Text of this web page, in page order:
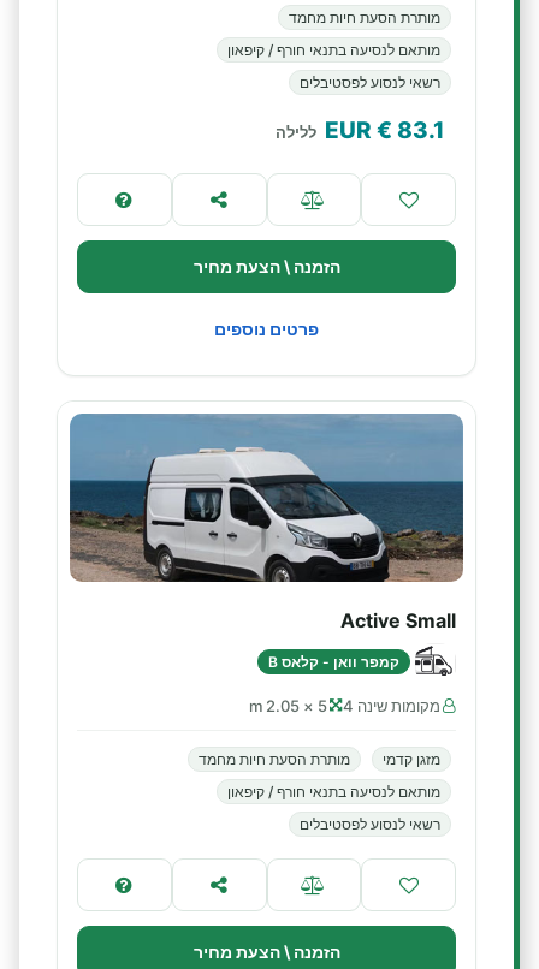
מותרת הסעת חיות מחמד
מותאם לנסיעה בתנאי חורף / קיפאון
רשאי לנסוע לפסטיבלים
83.1
€ EUR ללילה
הזמנה \ הצעת מחיר
פרטים נוספים
Active Small
קמפר וואן - קלאס B
מקומות שינה 4 5 × 2.05 m
מזגן קדמי
מותרת הסעת חיות מחמד
מותאם לנסיעה בתנאי חורף / קיפאון
רשאי לנסוע לפסטיבלים
הזמנה \ הצעת מחיר